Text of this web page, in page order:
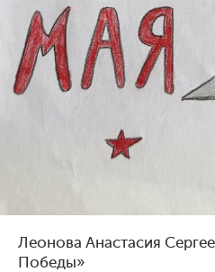
Леонова Анастасия
Победы»
Голосования зрителей
1